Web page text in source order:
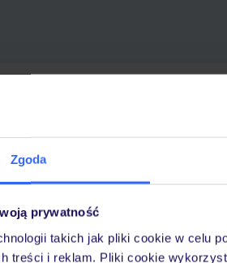
Zgoda
prywatność
takich jak pliki cookie w celu
treści i reklam. Pliki cookie
biuro podróży
w Polsce